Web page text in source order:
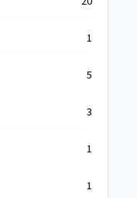
1
5
3
1
1